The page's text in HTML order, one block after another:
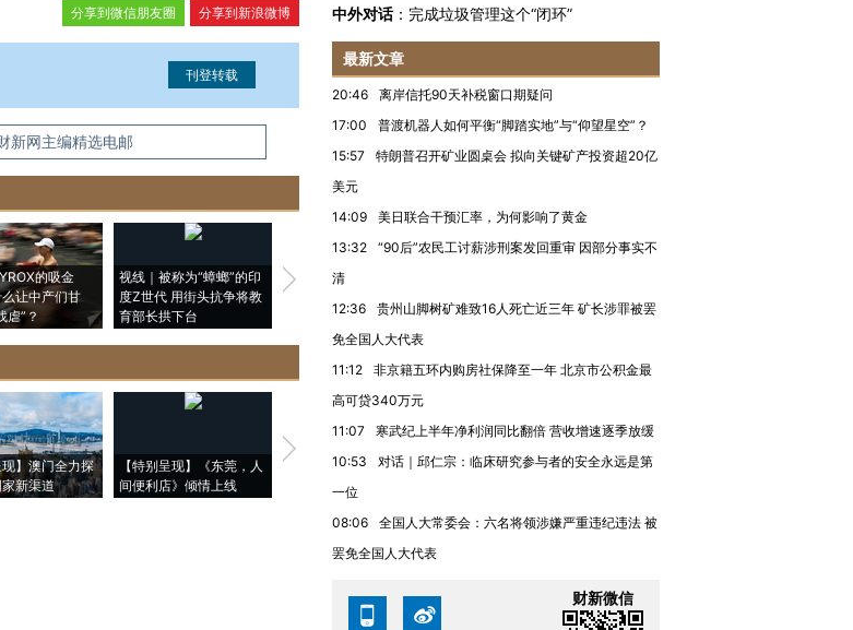
分享到新浪微博
分享到微信朋友圈
载。
新网主编精选电邮
的吸金
让中产们甘
虐”？
视线｜被称为“蟑螂”的印
度Z世代 用街头抗争将教
育部长拱下台
视线｜“入侵”还是“人道危
飞地休达
4000人
米
】澳门全力探
新渠道
【特别呈现】《东莞，人
间便利店》倾情上线
【推广】走进第四届链博
会，让数智科技“链”接产
【特别呈现】寻找100种
CFO：不靠规模取胜，华
中外对话： 完成垃圾管理这个“闭环”
最新文章
20:46
离岸信托90天补税窗口期疑问
17:00
普渡机器人如何平衡“脚踏实地”与“仰望星空”？
15:57
特朗普召开矿业圆桌会 拟向关键矿产投资超20亿
美元
14:09
美日联合干预汇率，为何影响了黄金
13:32
“90后”农民工讨薪涉刑案发回重审 因部分事实不
清
12:36
贵州山脚树矿难致16人死亡近三年 矿长涉罪被罢
免全国人大代表
11:12
非京籍五环内购房社保降至一年 北京市公积金最
高可贷340万元
11:07
寒武纪上半年净利润同比翻倍 营收增速逐季放缓
10:53
对话｜邱仁宗：临床研究参与者的安全永远是第
一位
08:06
全国人大常委会：六名将领涉嫌严重违纪违法 被
罢免全国人大代表
财新微信